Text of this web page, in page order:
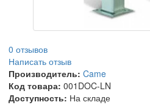
0 отзывов
Написать отзыв
Производитель: Came
Код товара: 001DOC-LN
Доступность: На складе